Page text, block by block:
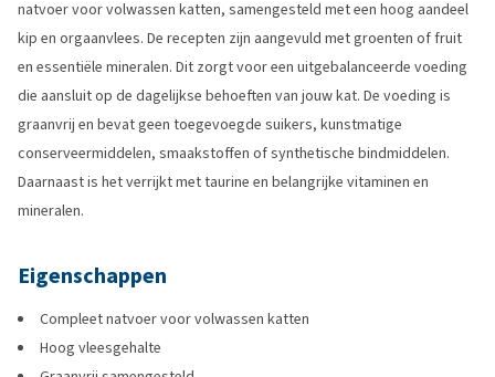
natvoer voor volwassen katten, samengesteld met een hoog aandeel
kip en orgaanvlees. De recepten zijn aangevuld met groenten of fruit
en essentiële mineralen. Dit zorgt voor een uitgebalanceerde voeding
die aansluit op de dagelijkse behoeften van jouw kat. De voeding is
graanvrij en bevat geen toegevoegde suikers, kunstmatige
conserveermiddelen, smaakstoffen of synthetische bindmiddelen.
Daarnaast is het verrijkt met taurine en belangrijke vitaminen en
mineralen.
Eigenschappen
Compleet natvoer voor volwassen katten
Hoog vleesgehalte